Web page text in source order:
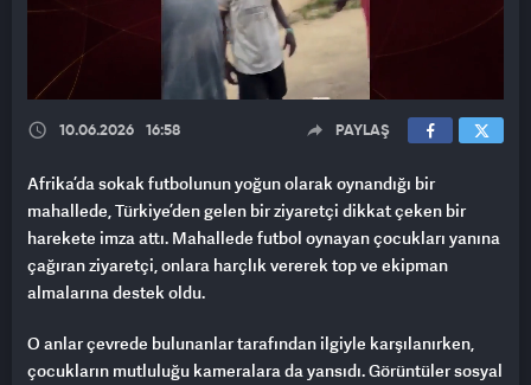
10.06.2026 16:58 PAYLAŞ
Afrika’da sokak futbolunun yoğun olarak oynandığı bir
mahallede, Türkiye’den gelen bir ziyaretçi dikkat çeken bir
harekete imza attı. Mahallede futbol oynayan çocukları yanına
çağıran ziyaretçi, onlara harçlık vererek top ve ekipman
almalarına destek oldu.
O anlar çevrede bulunanlar tarafından ilgiyle karşılanırken,
çocukların mutluluğu kameralara da yansıdı. Görüntüler sosyal